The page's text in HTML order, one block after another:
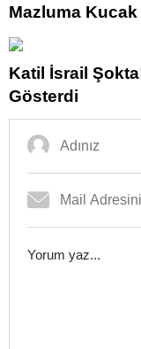
Mazluma Kucak
Öğrenci Emin
Katil İsrail
Gösterdi